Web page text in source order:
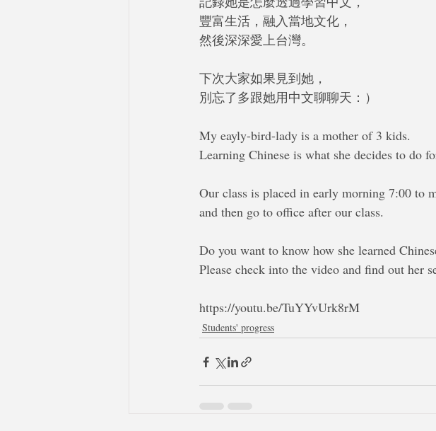
豐富生活，融入當地文化，
然後深深愛上台灣。
下次大家如果見到她，
別忘了多跟她用中文聊聊天：）
My eayly-bird-lady is a mother of 3 kids.
Learning Chinese is what she decides to do
Our class is placed in early morning 7:00 to
and then go to office after our class.
Do you want to know how she learned
Please check into the video and find out her
https://youtu.be/TuYYvUrk8rM
Students' progress